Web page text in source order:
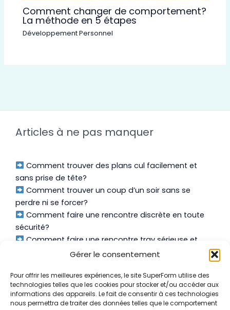
Gérer le consentement
Pour offrir les meilleures expériences, le site SuperForm utilise des
technologies telles que les cookies pour stocker et/ou accéder aux
informations des appareils. Le fait de consentir à ces technologies
nous permettra de traiter des données telles que le comportement
Comment changer de comportement?
La méthode en 5 étapes
Développement Personnel
Articles à ne pas manquer
Comment trouver des plans cul facilement et
sans prise de tête?
Comment trouver un coup d’un soir sans se
perdre ni se forcer?
Comment faire une rencontre discrète en toute
sécurité?
Comment faire une rencontre trav sérieuse et
À Propos